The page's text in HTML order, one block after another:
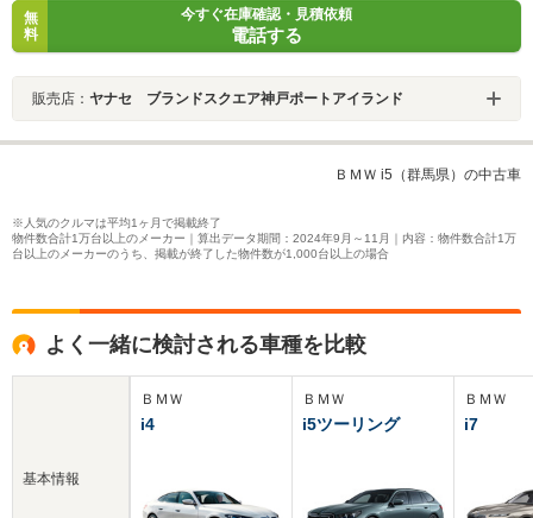
無
料
今すぐ在庫確認・見積依頼
電話する
販売店： ヤナセ ブランドスクエア神戸ポートアイランド
ＢＭＷ i5（群馬県）の中古車
※人気のクルマは平均1ヶ月で掲載終了
物件数合計1万台以上のメーカー｜算出データ期間：2024年9月～11月｜内容：物件数合計1万
台以上のメーカーのうち、掲載が終了した物件数が1,000台以上の場合
よく一緒に検討される車種を比較
基本情報
ＢＭＷ
i4
ＢＭＷ
i5ツーリング
ＢＭＷ
i7